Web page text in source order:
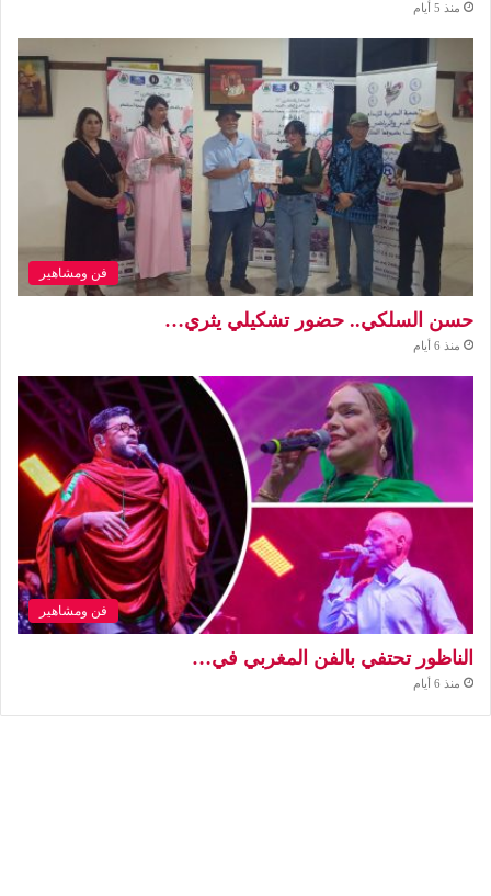
منذ 5 أيام
فن ومشاهير
حسن السلكي.. حضور تشكيلي يثري…
منذ 6 أيام
فن ومشاهير
الناظور تحتفي بالفن المغربي في…
منذ 6 أيام